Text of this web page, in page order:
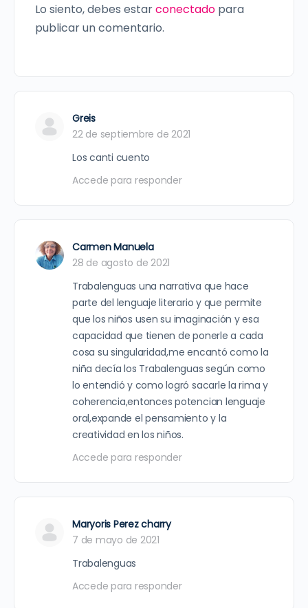
Lo siento, debes estarconectado para
publicar un comentario.
Greis
22 de septiembre de 2021
Los canti cuento
Accede para responder
Carmen Manuela
28 de agosto de 2021
Trabalenguas una narrativa que hace
parte del lenguaje literario y que permite
que los niños usen su imaginación y esa
capacidad que tienen de ponerle a cada
cosa su singularidad,me encantó como la
niña decía los Trabalenguas según como
lo entendió y como logró sacarle la rima y
coherencia,entonces potencian lenguaje
oral,expande el pensamiento y la
creatividad en los niños.
Accede para responder
Maryoris Perez charry
7 de mayo de 2021
Trabalenguas
Accede para responder